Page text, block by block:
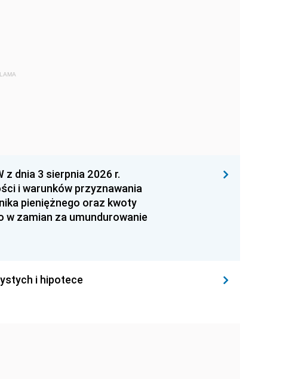
z dnia 3 sierpnia 2026 r.
i warunków przyznawania
pieniężnego oraz kwoty
w zamian za umundurowanie
i hipotece